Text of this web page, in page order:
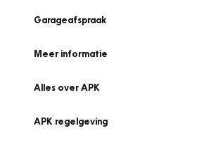
Garageafspraak
Meer informatie
Alles over APK
APK regelgeving